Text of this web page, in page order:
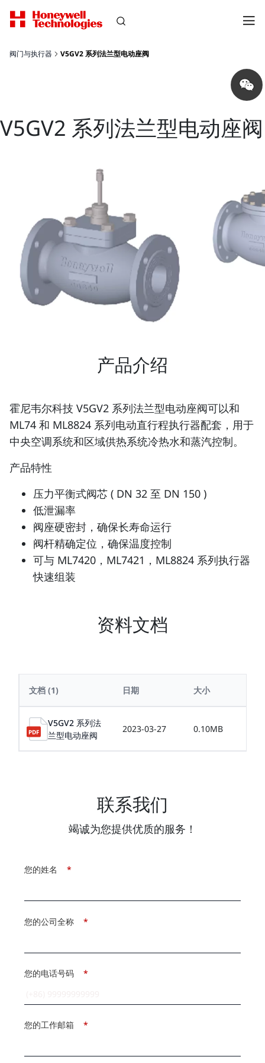
阀门与执行器 V5GV2 系列法兰型电动座阀
Share
on
wechat
V5GV2 系列法兰型电动座阀
产品介绍
霍尼韦尔科技 V5GV2 系列法兰型电动座阀可以和
ML74 和 ML8824 系列电动直行程执行器配套，用于
中央空调系统和区域供热系统冷热水和蒸汽控制。
产品特性
压力平衡式阀芯 ( DN 32 至 DN 150 )
低泄漏率
阀座硬密封，确保长寿命运行
阀杆精确定位，确保温度控制
可与 ML7420，ML7421，ML8824 系列执行器
快速组装
资料文档
文档 (1) 日期 大小
V5GV2 系列法
兰型电动座阀
2023-03-27 0.10MB
联系我们
竭诚为您提供优质的服务！
*
您的姓名
*
您的公司全称
*
您的电话号码
*
您的工作邮箱